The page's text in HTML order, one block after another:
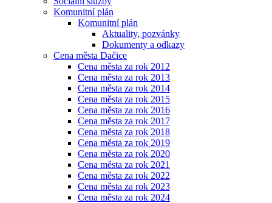
Komunitní plán
Komunitní plán
Aktuality, pozvánky
Dokumenty a odkazy
Cena města Dačice
Cena města za rok 2012
Cena města za rok 2013
Cena města za rok 2014
Cena města za rok 2015
Cena města za rok 2016
Cena města za rok 2017
Cena města za rok 2018
Cena města za rok 2019
Cena města za rok 2020
Cena města za rok 2021
Cena města za rok 2022
Cena města za rok 2023
Cena města za rok 2024